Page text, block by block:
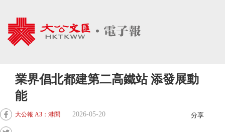
業界倡北都建第二高鐵站 添發展動
能
大公報 A3：港聞 2026-05-20 分享